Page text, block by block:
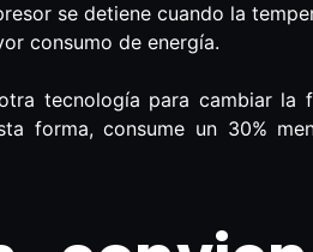
se detiene cuando la
consumo de energía.
tecnología para cambiar
forma, consume un 30%